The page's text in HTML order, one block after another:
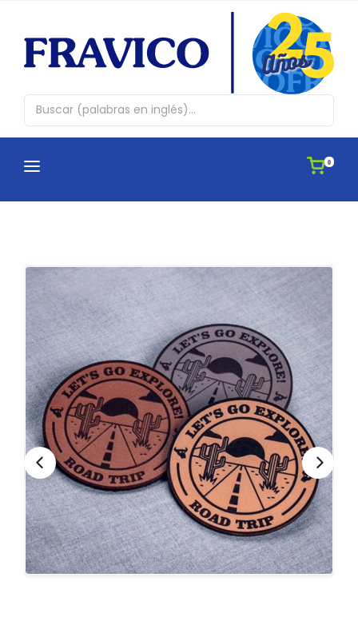
0
CATEGORÍAS
Abrazos en cajita
Agendas
Antiestres, Peluches y Novedades
Automovil y Hogar
Bebidas
Bolsos, Maletines y Loncheras
Botellas CAMELBAK ®
Ceramica
Comestibles
Cuidado Personal
Eco
CATÁLOGOS
APLICACIONES
IDEAS
CONTACTO
FESTIVIDADES
CARRITO